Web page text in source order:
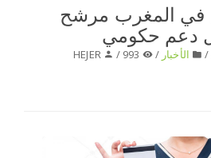
في المغرب مرشح
دعم حكومي
الأخبار /
HEJER